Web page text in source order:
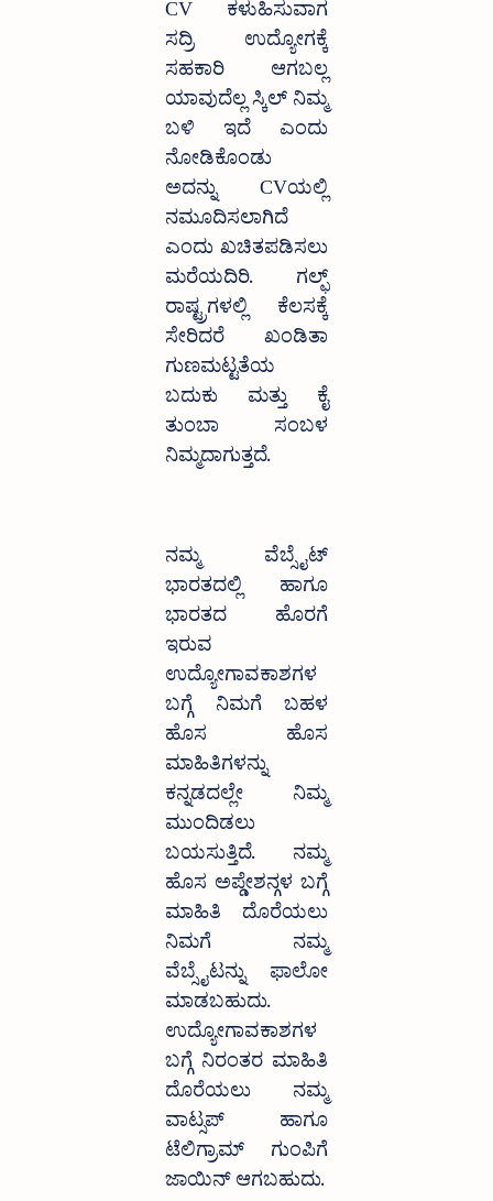
CV ಕಳುಹಿಸುವಾಗ
ಸದ್ರಿ ಉದ್ಯೋಗಕ್ಕೆ
ಸಹಕಾರಿ ಆಗಬಲ್ಲ
ಯಾವುದೆಲ್ಲ ಸ್ಕಿಲ್ ನಿಮ್ಮ
ಬಳಿ ಇದೆ ಎಂದು
ನೋಡಿಕೊಂಡು
ಅದನ್ನು  CVಯಲ್ಲಿ
ನಮೂದಿಸಲಾಗಿದೆ
ಎಂದು ಖಚಿತಪಡಿಸಲು
ಮರೆಯದಿರಿ. ಗಲ್ಫ್
ರಾಷ್ಟ್ರಗಳಲ್ಲಿ ಕೆಲಸಕ್ಕೆ
ಸೇರಿದರೆ ಖಂಡಿತಾ
ಗುಣಮಟ್ಟತೆಯ
ಬದುಕು ಮತ್ತು ಕೈ
ತುಂಬಾ ಸಂಬಳ
ನಿಮ್ಮದಾಗುತ್ತದೆ.
ನಮ್ಮ ವೆಬ್ಸೈಟ್
ಭಾರತದಲ್ಲಿ ಹಾಗೂ
ಭಾರತದ ಹೊರಗೆ
ಇರುವ
ಉದ್ಯೋಗಾವಕಾಶಗಳ
ಬಗ್ಗೆ ನಿಮಗೆ ಬಹಳ
ಹೊಸ ಹೊಸ
ಮಾಹಿತಿಗಳನ್ನು
ಕನ್ನಡದಲ್ಲೇ ನಿಮ್ಮ
ಮುಂದಿಡಲು
ಬಯಸುತ್ತಿದೆ. ನಮ್ಮ
ಹೊಸ ಅಪ್ಡೇಶನ್ಗಳ ಬಗ್ಗೆ
ಮಾಹಿತಿ ದೊರೆಯಲು
ನಿಮಗೆ ನಮ್ಮ
ವೆಬ್ಸೈಟನ್ನು ಫಾಲೋ
ಮಾಡಬಹುದು.
ಉದ್ಯೋಗಾವಕಾಶಗಳ
ಬಗ್ಗೆ ನಿರಂತರ ಮಾಹಿತಿ
ದೊರೆಯಲು ನಮ್ಮ
ವಾಟ್ಸಪ್ ಹಾಗೂ
ಟೆಲಿಗ್ರಾಮ್ ಗುಂಪಿಗೆ
ಜಾಯಿನ್ ಆಗಬಹುದು.